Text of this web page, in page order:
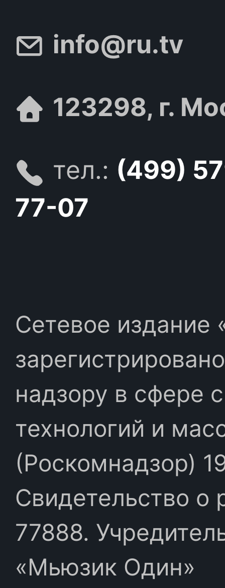
info@ru.tv
123298, г.
тел.: (499)
77-07
Сетевое издание
надзору в сфере
технологий и
(Роскомнадзор)
Свидетельство
77888.
«Мьюзик Один»